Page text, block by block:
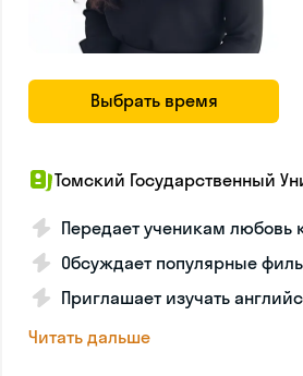
Выбрать время
Томский Государственный
Передает ученикам любовь
Обсуждает популярные
Приглашает изучать
Читать дальше